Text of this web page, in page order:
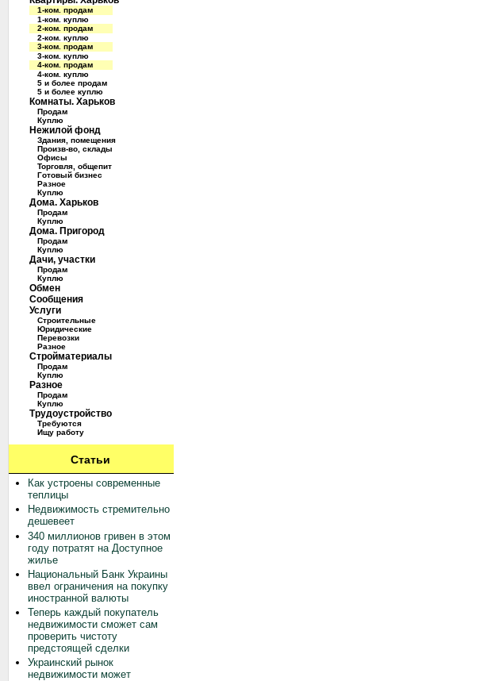
1-ком. продам
1-ком. куплю
2-ком. продам
2-ком. куплю
3-ком. продам
3-ком. куплю
4-ком. продам
4-ком. куплю
5 и более продам
5 и более куплю
Комнаты. Харьков
Продам
Куплю
Нежилой фонд
Здания, помещения
Произв-во, склады
Офисы
Торговля, общепит
Готовый бизнес
Разное
Куплю
Дома. Харьков
Продам
Куплю
Дома. Пригород
Продам
Куплю
Дачи, участки
Продам
Куплю
Обмен
Сообщения
Услуги
Строительные
Юридические
Перевозки
Разное
Стройматериалы
Продам
Куплю
Разное
Продам
Куплю
Трудоустройство
Требуются
Ищу работу
Статьи
Как устроены современные
теплицы
Недвижимость стремительно
дешевеет
340 миллионов гривен в этом
году потратят на Доступное
жилье
Национальный Банк Украины
ввел ограничения на покупку
иностранной валюты
Теперь каждый покупатель
недвижимости сможет сам
проверить чистоту
предстоящей сделки
Украинский рынок
недвижимости может